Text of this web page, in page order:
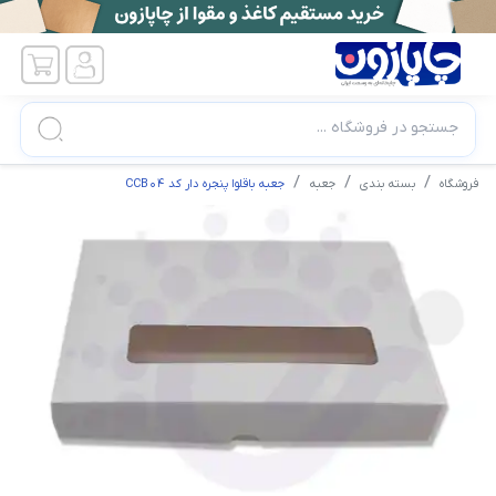
جستجو در فروشگاه ...
فروشگاه بسته بندی جعبه جعبه باقلوا پنجره دار کد CCB04